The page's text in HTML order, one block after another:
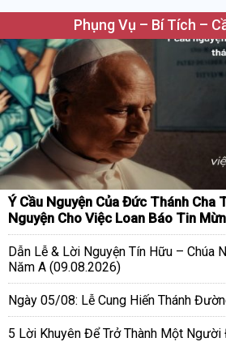
Phụng Vụ – Bí Tích –
Ý Cầu Nguyện Của Đức Thánh Cha
Nguyện Cho Việc Loan Báo Tin
Dẫn Lễ & Lời Nguyện Tín Hữu – Chúa
Năm A (09.08.2026)
Ngày 05/08: Lễ Cung Hiến Thánh
5 Lời Khuyên Để Trở Thành Một